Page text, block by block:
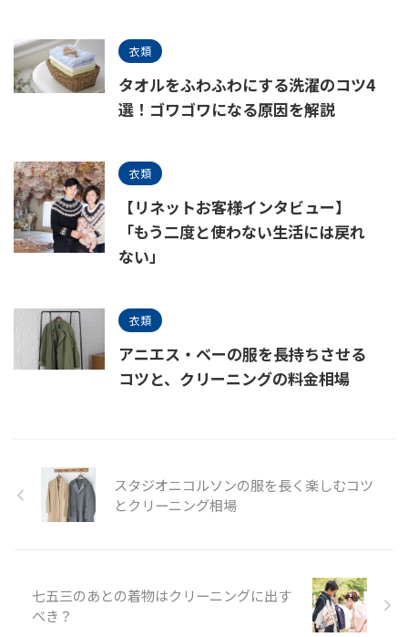
衣類
タオルをふわふわにする洗濯のコツ4
選！ゴワゴワになる原因を解説
衣類
【リネットお客様インタビュー】
「もう二度と使わない生活には戻れ
ない」
衣類
アニエス・ベーの服を長持ちさせる
コツと、クリーニングの料金相場
スタジオニコルソンの服を長く楽しむコツ
とクリーニング相場
七五三のあとの着物はクリーニングに出す
べき？